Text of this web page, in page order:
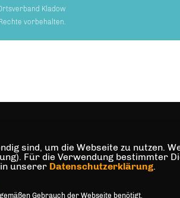
Kladow
vorbehalten.
sind, um die Webseite zu nutzen.
Für die Verwendung bestimmter
unserer Datenschutzerklärung.
Gebrauch der Webseite benötigt.